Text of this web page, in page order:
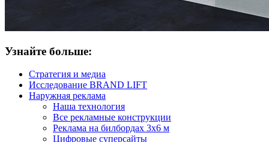
Узнайте больше:
Стратегия и медиа
Исследование BRAND LIFT
Наружная реклама
Наша технология
Все рекламные конструкции
Реклама на билбордах 3х6 м
Цифровые суперсайты